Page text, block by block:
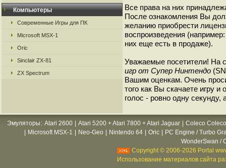
Компьютеры
Современные Игры для ПК
Microsoft MSX-1
Oric
Sinclair ZX-81
ZX Spectrum
Все права на них
После ознакомления Вы
желанию приобрести
воспроизведения
них еще есть в продаже).
Уважаемые посетители! На
игр от Супер Нинтендо
Вашим оценкам. Очень
того как Вы скачаете игру
голос - ровно одну
Эмуляторы : Atari 2600 Atari 5200 + Atari 7800 + Atari Jaguar
Coleco
Microsoft MSX-1 Neo-Geo Nintendo 64 Oric
PC Engine / Turbo
WonderSwan /
Copyright © 2006-2026 Portal
Использование материалов сайта